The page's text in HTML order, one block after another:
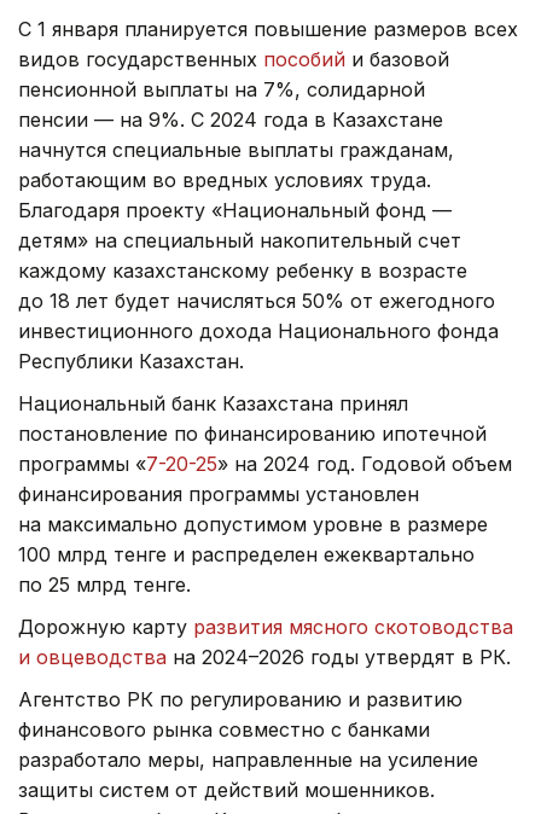
С 1 января планируется повышение размеров всех
видов государственных пособий и базовой
пенсионной выплаты на 7%, солидарной
пенсии — на 9%. С 2024 года в Казахстане
начнутся специальные выплаты гражданам,
работающим во вредных условиях труда.
Благодаря проекту «Национальный фонд —
детям» на специальный накопительный счет
каждому казахстанскому ребенку в возрасте
до 18 лет будет начисляться 50% от ежегодного
инвестиционного дохода Национального фонда
Республики Казахстан.
Национальный банк Казахстана принял
постановление по финансированию ипотечной
программы «7-20-25» на 2024 год. Годовой объем
финансирования программы установлен
на максимально допустимом уровне в размере
100 млрд тенге и распределен ежеквартально
по 25 млрд тенге.
Дорожную карту развития мясного скотоводства
и овцеводства на 2024–2026 годы утвердят в РК.
Агентство РК по регулированию и развитию
финансового рынка совместно с банками
разработало меры, направленные на усиление
защиты систем от действий мошенников.